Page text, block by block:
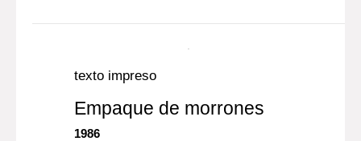
texto impreso
Empaque de morrones
1986